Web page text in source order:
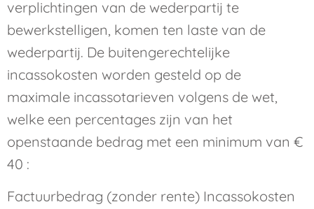
verplichtingen van de wederpartij te
bewerkstelligen, komen ten laste van de
wederpartij. De buitengerechtelijke
incassokosten worden gesteld op de
maximale incassotarieven volgens de wet,
welke een percentages zijn van het
openstaande bedrag met een minimum van €
40 :
Factuurbedrag (zonder rente) Incassokosten